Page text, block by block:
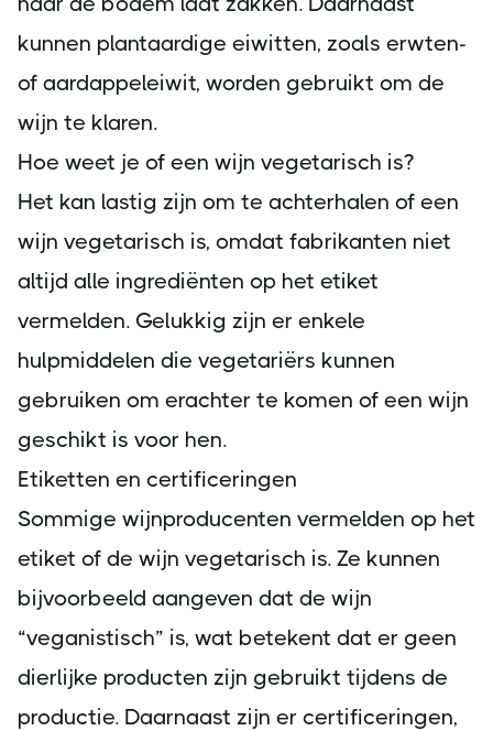
kunnen plantaardige eiwitten, zoals erwten-
of aardappeleiwit, worden gebruikt om de
wijn te klaren.
Hoe weet je of een wijn vegetarisch is?
Het kan lastig zijn om te achterhalen of een
wijn vegetarisch is, omdat fabrikanten niet
altijd alle ingrediënten op het etiket
vermelden. Gelukkig zijn er enkele
hulpmiddelen die vegetariërs kunnen
gebruiken om erachter te komen of een wijn
geschikt is voor hen.
Etiketten en certificeringen
Sommige wijnproducenten vermelden op het
etiket of de wijn vegetarisch is. Ze kunnen
bijvoorbeeld aangeven dat de wijn
“veganistisch” is, wat betekent dat er geen
dierlijke producten zijn gebruikt tijdens de
productie. Daarnaast zijn er certificeringen,